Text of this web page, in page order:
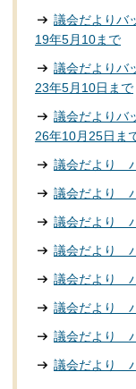
議会だよりバ
19年5月10まで
議会だよりバ
23年5月10日まで
議会だよりバ
26年10月25日ま
議会だより
議会だより
議会だより
議会だより
議会だより
議会だより
議会だより
議会だより